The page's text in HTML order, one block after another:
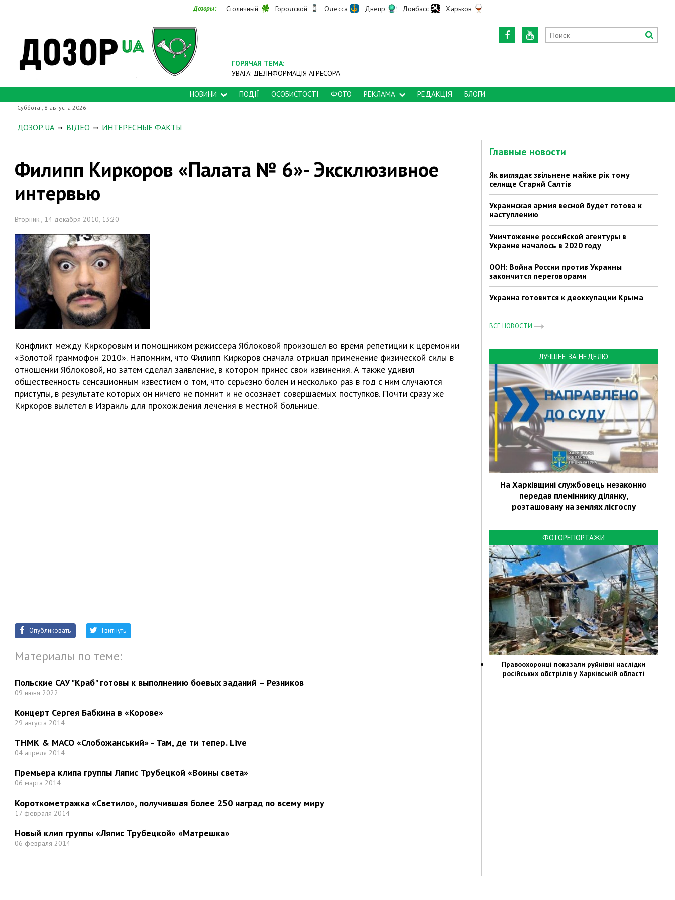
Дозоры: Столичный Городской Одесса Днепр Донбасс Харьков
ГОРЯЧАЯ ТЕМА:
УВАГА: ДЕЗІНФОРМАЦІЯ АГРЕСОРА
НОВИНИ ПОДІЇ ОСОБИСТОСТІ ФОТО РЕКЛАМА РЕДАКЦІЯ БЛОГИ
Суббота , 8 августа 2026
ДОЗОР.UA ВІДЕО ИНТЕРЕСНЫЕ ФАКТЫ
Филипп Киркоров «Палата № 6»- Эксклюзивное
интервью
Вторник , 14 декабря 2010, 13:20
Конфликт между Киркоровым и помощником режиссера Яблоковой произошел во время репетиции к церемонии
«Золотой граммофон 2010». Напомним, что Филипп Киркоров сначала отрицал применение физической силы в
отношении Яблоковой, но затем сделал заявление, в котором принес свои извинения. А также удивил
общественность сенсационным известием о том, что серьезно болен и несколько раз в год с ним случаются
приступы, в результате которых он ничего не помнит и не осознает совершаемых поступков. Почти сразу же
Киркоров вылетел в Израиль для прохождения лечения в местной больнице.
Опубликовать Твитнуть
Материалы по теме:
Польские САУ "Краб" готовы к выполнению боевых заданий – Резников
09 июня 2022
Концерт Сергея Бабкина в «Корове»
29 августа 2014
ТНМК & МАСО «Слобожанський» - Там, де ти тепер. Live
04 апреля 2014
Премьера клипа группы Ляпис Трубецкой «Воины света»
06 марта 2014
Короткометражка «Светило», получившая более 250 наград по всему миру
17 февраля 2014
Новый клип группы «Ляпис Трубецкой» «Матрешка»
06 февраля 2014
Главные новости
Як виглядає звільнене майже рік тому
селище Старий Салтів
Украинская армия весной будет готова к
наступлению
Уничтожение российской агентуры в
Украине началось в 2020 году
ООН: Война России против Украины
закончится переговорами
Украина готовится к деоккупации Крыма
ВСЕ НОВОСТИ
ЛУЧШЕЕ ЗА НЕДЕЛЮ
На Харківщині службовець незаконно
передав племіннику ділянку,
розташовану на землях лісгоспу
ФОТОРЕПОРТАЖИ
Правоохоронці показали руйнівні наслідки
російських обстрілів у Харківській області